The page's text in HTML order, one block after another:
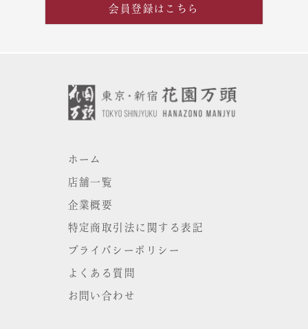
会員登録はこちら
ホーム
店舗一覧
企業概要
特定商取引法に関する表記
プライバシーポリシー
よくある質問
お問い合わせ